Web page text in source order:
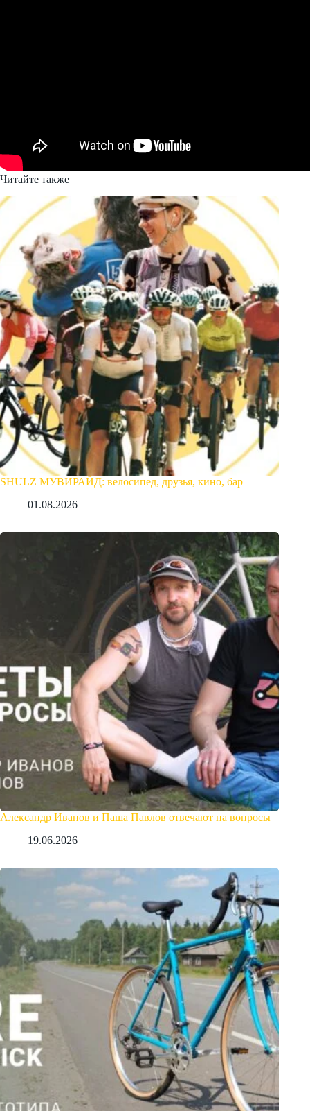
Читайте также
SHULZ МУВИРАЙД: велосипед, друзья, кино, бар
01.08.2026
Александр Иванов и Паша Павлов отвечают на вопросы
19.06.2026